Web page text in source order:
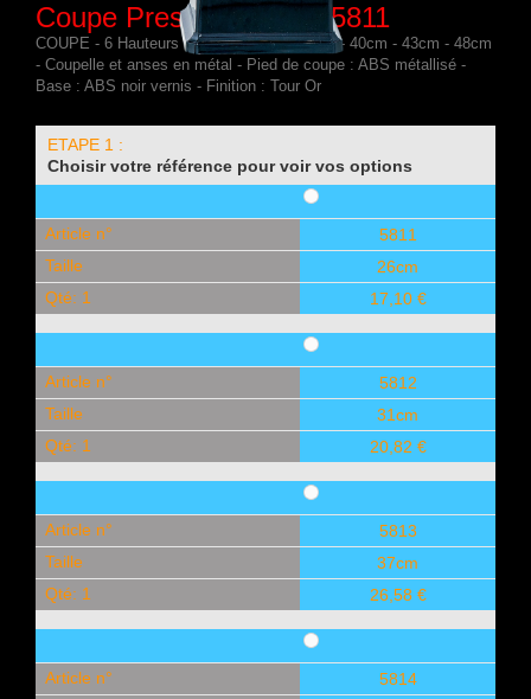
Coupe Prestige Métal : 5811
COUPE - 6 Hauteurs : 26cm - 31cm - 37cm - 40cm - 43cm - 48cm
- Coupelle et anses en métal - Pied de coupe : ABS métallisé -
Base : ABS noir vernis - Finition : Tour Or
ETAPE 1 :
Choisir votre référence pour voir vos options
Article n°
5811
Taille
26cm
Qté: 1
17,10 €
Article n°
5812
Taille
31cm
Qté: 1
20,82 €
Article n°
5813
Taille
37cm
Qté: 1
26,58 €
Article n°
5814